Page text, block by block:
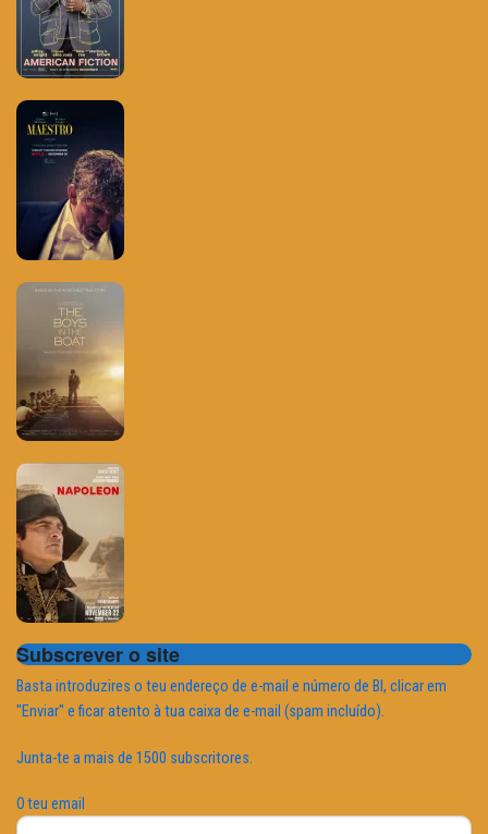
Subscrever o site
Basta introduzires o teu endereço de e-mail e número de BI, clicar em
"Enviar" e ficar atento à tua caixa de e-mail (spam incluído).
Junta-te a mais de 1500 subscritores.
O teu email